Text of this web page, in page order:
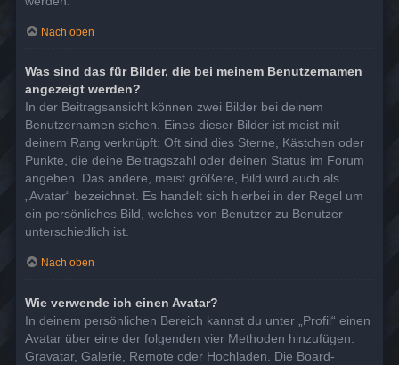
Nach oben
Was sind das für Bilder, die bei meinem Benutzernamen
angezeigt werden?
In der Beitragsansicht können zwei Bilder bei deinem
Benutzernamen stehen. Eines dieser Bilder ist meist mit
deinem Rang verknüpft: Oft sind dies Sterne, Kästchen oder
Punkte, die deine Beitragszahl oder deinen Status im Forum
angeben. Das andere, meist größere, Bild wird auch als
„Avatar“ bezeichnet. Es handelt sich hierbei in der Regel um
ein persönliches Bild, welches von Benutzer zu Benutzer
unterschiedlich ist.
Nach oben
Wie verwende ich einen Avatar?
In deinem persönlichen Bereich kannst du unter „Profil“ einen
Avatar über eine der folgenden vier Methoden hinzufügen:
Gravatar, Galerie, Remote oder Hochladen. Die Board-